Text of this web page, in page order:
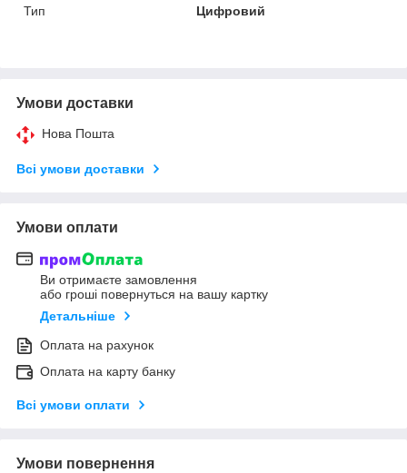
Тип
Цифровий
Умови доставки
Нова Пошта
Всі умови доставки
Умови оплати
Ви отримаєте замовлення
або гроші повернуться на вашу картку
Детальніше
Оплата на рахунок
Оплата на карту банку
Всі умови оплати
Умови повернення